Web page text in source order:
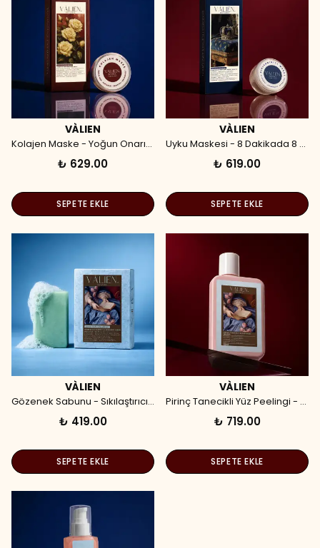
VÀLIEN
Kolajen Maske - Yoğun Onarıcı Yüz Kapsül Maskesi (7 Adet)
₺ 629.00
SEPETE EKLE
VÀLIEN
Uyku Maskesi - 8 Dakikada 8 Saat Etkili Kapsül Maske (7 Adet)
₺ 619.00
SEPETE EKLE
VÀLIEN
Gözenek Sabunu - Sıkılaştırıcı & Arındırıcı (90 gr)
₺ 419.00
SEPETE EKLE
VÀLIEN
Pirinç Tanecikli Yüz Peelingi - Beyazlatıcı (150 ml)
₺ 719.00
SEPETE EKLE